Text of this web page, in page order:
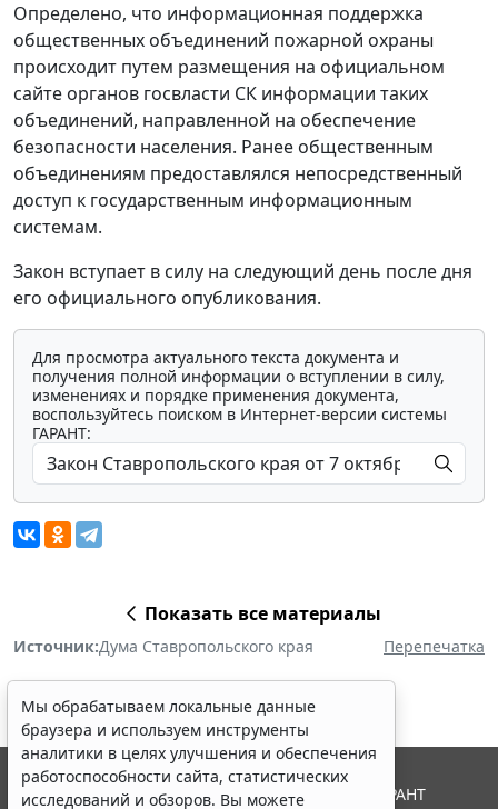
Определено, что информационная поддержка
общественных объединений пожарной охраны
происходит путем размещения на официальном
сайте органов госвласти СК информации таких
объединений, направленной на обеспечение
безопасности населения. Ранее общественным
объединениям предоставлялся непосредственный
доступ к государственным информационным
системам.
Закон вступает в силу на следующий день после дня
его официального опубликования.
Для просмотра актуального текста документа и
получения полной информации о вступлении в силу,
изменениях и порядке применения документа,
воспользуйтесь поиском в Интернет-версии системы
ГАРАНТ:
Показать все материалы
Источник:Дума Ставропольского края Перепечатка
Мы обрабатываем локальные данные
браузера и используем инструменты
аналитики в целях улучшения и обеспечения
работоспособности сайта, статистических
исследований и обзоров. Вы можете
© ООО "НПП "ГАРАНТ-СЕРВИС", 2026. Система ГАРАНТ